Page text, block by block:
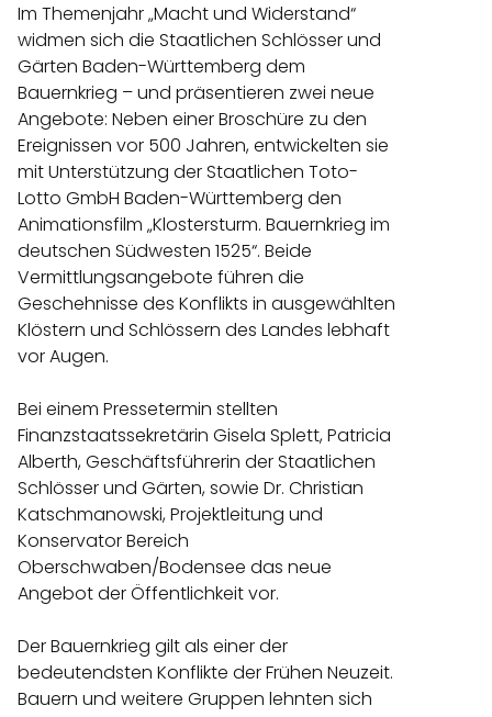
Im Themenjahr „Macht und Widerstand“
widmen sich die Staatlichen Schlösser und
Gärten Baden-Württemberg dem
Bauernkrieg – und präsentieren zwei neue
Angebote: Neben einer Broschüre zu den
Ereignissen vor 500 Jahren, entwickelten sie
mit Unterstützung der Staatlichen Toto-
Lotto GmbH Baden-Württemberg den
Animationsfilm „Klostersturm. Bauernkrieg im
deutschen Südwesten 1525“. Beide
Vermittlungsangebote führen die
Geschehnisse des Konflikts in ausgewählten
Klöstern und Schlössern des Landes lebhaft
vor Augen.
Bei einem Pressetermin stellten
Finanzstaatssekretärin Gisela Splett, Patricia
Alberth, Geschäftsführerin der Staatlichen
Schlösser und Gärten, sowie Dr. Christian
Katschmanowski, Projektleitung und
Konservator Bereich
Oberschwaben/Bodensee das neue
Angebot der Öffentlichkeit vor.
Der Bauernkrieg gilt als einer der
bedeutendsten Konflikte der Frühen Neuzeit.
Bauern und weitere Gruppen lehnten sich